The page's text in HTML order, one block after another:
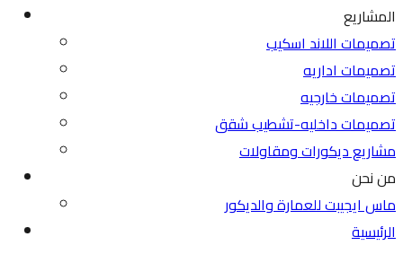
المشاريع
تصميمات اللاند اسكيب
تصميمات اداريه
تصميمات خارجيه
تصميمات داخليه-تشطيب شقق
مشاريع ديكورات ومقاولات
من نحن
ماس ايجيبت للعمارة والديكور
الرئيسية